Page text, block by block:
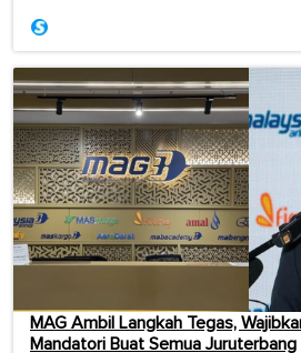
MAG Ambil Langkah Tegas,
Mandatori Buat Semua Juruterbang